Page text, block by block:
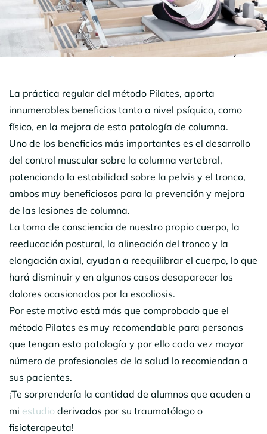
La práctica regular del método Pilates, aporta
innumerables beneficios tanto a nivel psíquico, como
físico, en la mejora de esta patología de columna.
Uno de los beneficios más importantes es el desarrollo
del control muscular sobre la columna vertebral,
potenciando la estabilidad sobre la pelvis y el tronco,
ambos muy beneficiosos para la prevención y mejora
de las lesiones de columna.
La toma de consciencia de nuestro propio cuerpo, la
reeducación postural, la alineación del tronco y la
elongación axial, ayudan a reequilibrar el cuerpo, lo que
hará disminuir y en algunos casos desaparecer los
dolores ocasionados por la escoliosis.
Por este motivo está más que comprobado que el
método Pilates es muy recomendable para personas
que tengan esta patología y por ello cada vez mayor
número de profesionales de la salud lo recomiendan a
sus pacientes.
¡Te sorprendería la cantidad de alumnos que acuden a
mi estudio derivados por su traumatólogo o
fisioterapeuta!